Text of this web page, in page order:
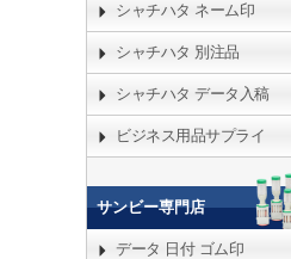
シャチハタ ネーム印
シャチハタ 別注品
シャチハタ データ入稿
ビジネス用品サプライ
サンビー専門店
データ 日付 ゴム印